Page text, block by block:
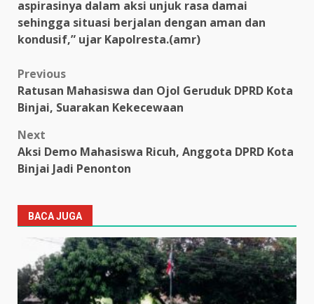
aspirasinya dalam aksi unjuk rasa damai
sehingga situasi berjalan dengan aman dan
kondusif,” ujar Kapolresta.(amr)
Post
navigation
Previous
Ratusan Mahasiswa dan Ojol Geruduk DPRD Kota
Binjai, Suarakan Kekecewaan
Next
Aksi Demo Mahasiswa Ricuh, Anggota DPRD Kota
Binjai Jadi Penonton
BACA JUGA